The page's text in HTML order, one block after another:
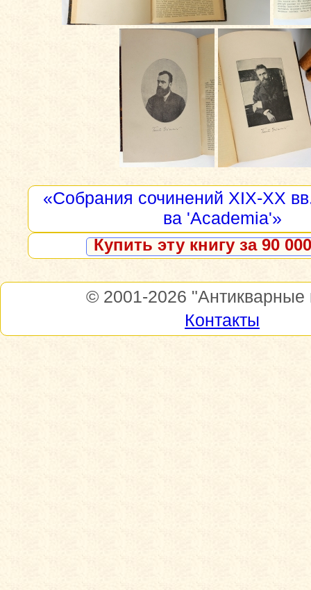
«Собрания сочинений XIX-XX
ва 'Academia'»
Купить эту книгу за 90
© 2001-2026 "Антикварные
Контакты